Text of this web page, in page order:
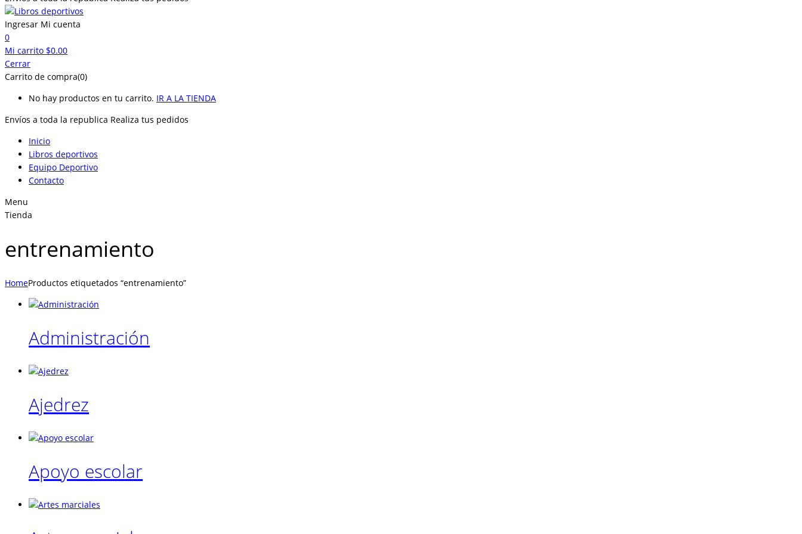
Ingresar Mi cuenta
0
Mi carrito $0.00
Cerrar
Carrito de compra(0)
No hay productos en tu carrito. IR A LA TIENDA
Envíos a toda la republica Realiza tus pedidos
Inicio
Libros deportivos
Equipo Deportivo
Contacto
Menu
Tienda
entrenamiento
HomeProductos etiquetados “entrenamiento”
Administración
Ajedrez
Apoyo escolar